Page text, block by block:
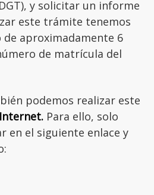
y solicitar un informe
este trámite tenemos
aproximadamente 6
de matrícula del
podemos realizar este
Para ello, solo
en el siguiente enlace y